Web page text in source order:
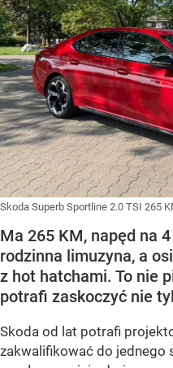
Skoda Superb Sportline 2.0 TSI 265
Ma 265 KM, napęd na
rodzinna limuzyna, a
z hot hatchami. To nie
potrafi zaskoczyć nie
Skoda od lat potrafi
zakwalifikować do jednego